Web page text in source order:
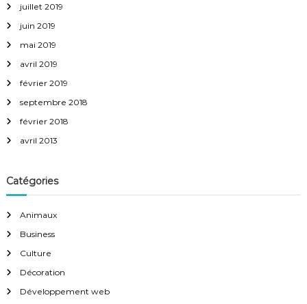
juillet 2019
juin 2019
mai 2019
avril 2019
février 2019
septembre 2018
février 2018
avril 2013
Catégories
Animaux
Business
Culture
Décoration
Développement web